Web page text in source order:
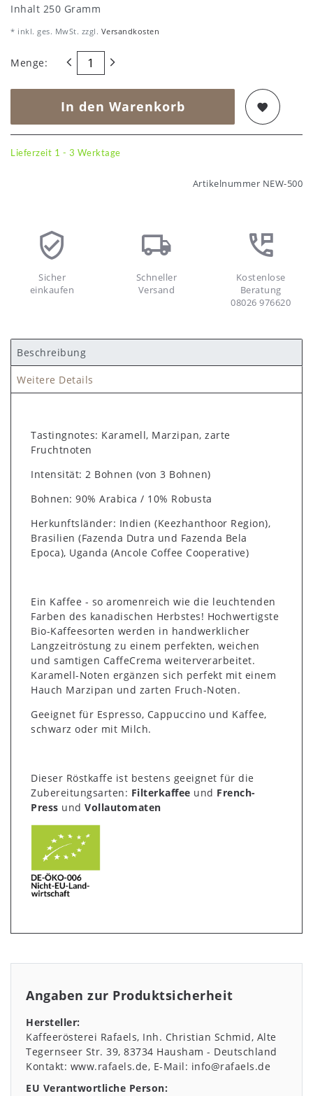
Inhalt 250 Gramm
* inkl. ges. MwSt. zzgl. Versandkosten
Menge:
In den Warenkorb
Lieferzeit 1 - 3 Werktage
Artikelnummer NEW-500
Sicher
einkaufen
Schneller
Versand
Kostenlose
Beratung
08026 976620
Beschreibung
Weitere Details
Tastingnotes: Karamell, Marzipan, zarte
Fruchtnoten
Intensität: 2 Bohnen (von 3 Bohnen)
Bohnen: 90% Arabica / 10% Robusta
Herkunftsländer: Indien (Keezhanthoor Region),
Brasilien (Fazenda Dutra und Fazenda Bela
Epoca), Uganda (Ancole Coffee Cooperative)
Ein Kaffee - so aromenreich wie die leuchtenden
Farben des kanadischen Herbstes! Hochwertigste
Bio-Kaffeesorten werden in handwerklicher
Langzeitröstung zu einem perfekten, weichen
und samtigen CaffeCrema weiterverarbeitet.
Karamell-Noten ergänzen sich perfekt mit einem
Hauch Marzipan und zarten Fruch-Noten.
Geeignet für Espresso, Cappuccino und Kaffee,
schwarz oder mit Milch.
Dieser Röstkaffe ist bestens geeignet für die
Zubereitungsarten: Filterkaffee und French-
Press und Vollautomaten
Angaben zur Produktsicherheit
Hersteller:
Kaffeerösterei Rafaels, Inh. Christian Schmid Alte
Tegernseer Str. 39 83734 Hausham
Deutschland
Kontakt: www.rafaels.de E-Mail: info@rafaels.de
EU Verantwortliche Person: